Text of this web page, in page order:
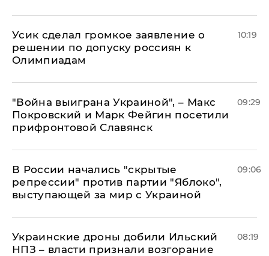
Усик сделал громкое заявление о
решении по допуску россиян к
Олимпиадам
10:19
"Война выиграна Украиной", – Макс
Покровский и Марк Фейгин посетили
прифронтовой Славянск
09:29
В России начались "скрытые
репрессии" против партии "Яблоко",
выступающей за мир с Украиной
09:06
Украинские дроны добили Ильский
НПЗ – власти признали возгорание
08:19